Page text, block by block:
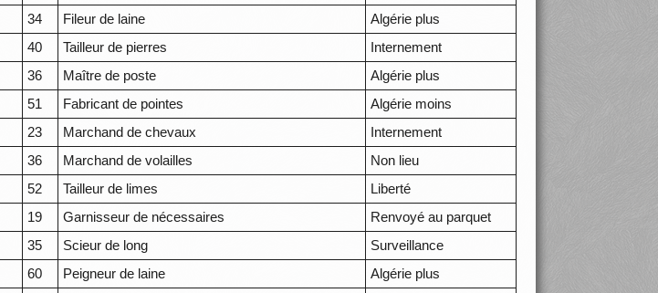
34 Fileur de laine
Algérie plus
40 Tailleur de pierres
Internement
36 Maître de poste
Algérie plus
51 Fabricant de pointes
Algérie moins
23 Marchand de chevaux
Internement
36 Marchand de volailles
Non lieu
52 Tailleur de limes
Liberté
19 Garnisseur de nécessaires
Renvoyé au parquet
35 Scieur de long
Surveillance
60 Peigneur de laine
Algérie plus